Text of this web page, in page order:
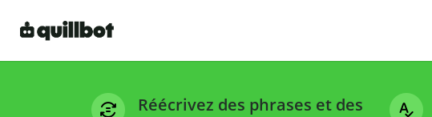
Réécrivez des phrases et des